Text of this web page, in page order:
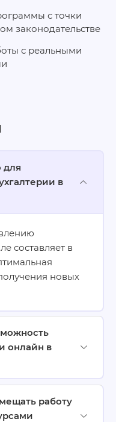
с точки
законодательстве
с реальными
для
в
составляет в
новых
онлайн в
работу